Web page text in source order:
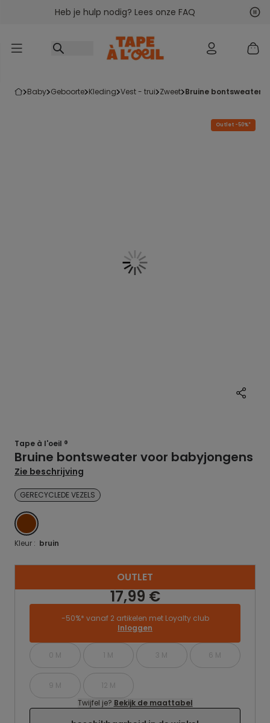
Ga naar inhoudHeb je hulp nodig? Lees onze FAQ
baby geboorte kleding vest - trui zweet bruine bontsweater
Outlet -50%*
Tape à l'oeil ®
Bruine bontsweater voor babyjongens
Zie beschrijving
GERECYCLEDE VEZELS
BRUIN
Kleur : bruin
OUTLET
17,99 €
-50%* vanaf 2 artikelen met Loyalty club
Inloggen
0 M 1 M 3 M 6 M
9 M
12 M
Twijfel je? Bekijk de maattabel